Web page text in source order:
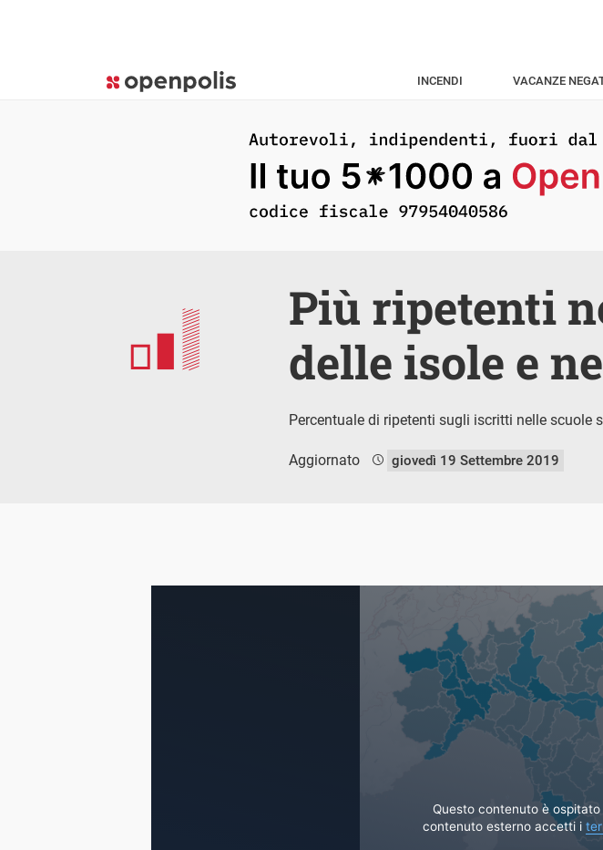
INCENDI VACANZE
Più ripetenti
delle isole e
Percentuale di ripetenti sugli iscritti nelle scuole
Aggiornato giovedì 19 Settembre 2019
Questo contenuto è
contenuto esterno accetti i